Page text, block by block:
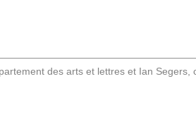
des arts et lettres et Ian Segers,